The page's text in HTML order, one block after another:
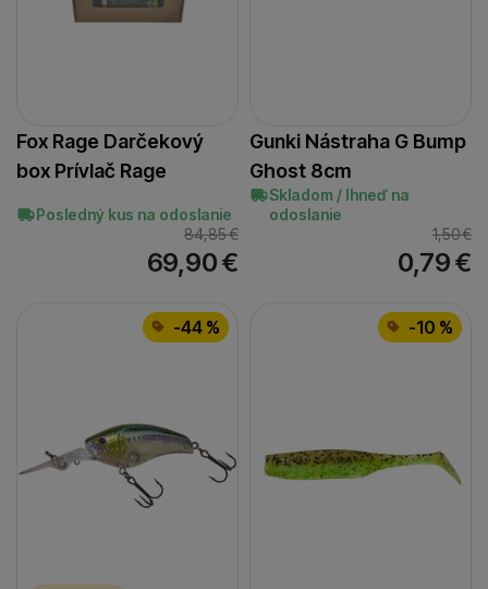
žltá/modrá (1)
Fox Rage Darčekový
box Prívlač Rage
Posledný kus na odoslanie
84,85€
69,90€
Gunki Nástraha G Bump
Ghost 8cm
Skladom / Ihneď na
odoslanie
1,50€
0,79€
-44 % -10 %